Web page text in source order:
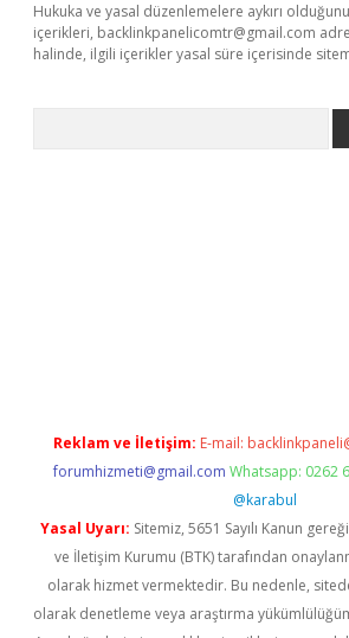
Hukuka ve yasal düzenlemelere aykırı
içerikleri, backlinkpanelicomtr@gmail.com
halinde, ilgili içerikler yasal süre içerisinde
Reklam ve İletişim: E-mail:
forumhizmeti@gmail.com Whatsapp: 0262
@karabul
Yasal Uyarı: Sitemiz, 5651 Sayılı Kanun
ve İletişim Kurumu (BTK) tarafından
olarak hizmet vermektedir. Bu nedenle,
olarak denetleme veya araştırma